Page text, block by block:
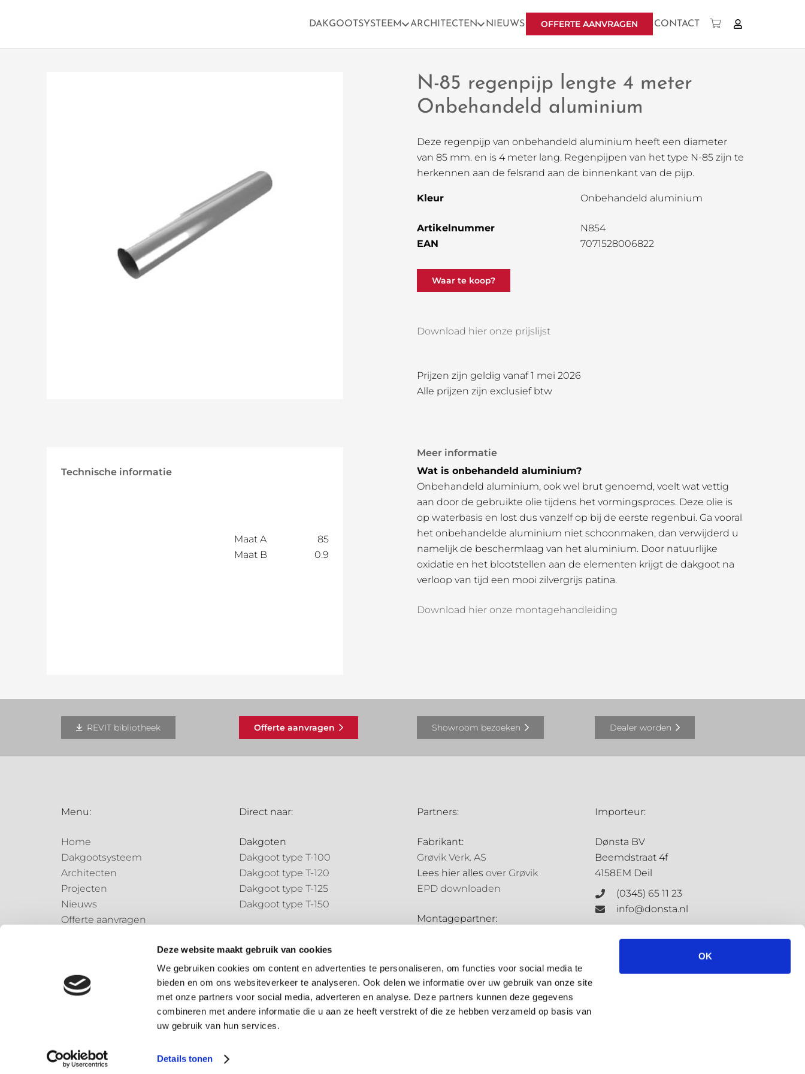
Deze website maakt gebruik van cookies
We gebruiken cookies om content en advertenties te personaliseren, om functies voor social media te
bieden en om ons websiteverkeer te analyseren. Ook delen we informatie over uw gebruik van onze site
met onze partners voor social media, adverteren en analyse. Deze partners kunnen deze gegevens
combineren met andere informatie die u aan ze heeft verstrekt of die ze hebben verzameld op basis van
uw gebruik van hun services.
Details tonen
OK
DAKGOOTSYSTEEM ARCHITECTEN NIEUWS OFFERTE AANVRAGEN CONTACT
N-85 regenpijp lengte 4 meter
Onbehandeld aluminium
Deze regenpijp van onbehandeld aluminium heeft een diameter
van 85 mm. en is 4 meter lang. Regenpijpen van het type N-85 zijn te
herkennen aan de felsrand aan de binnenkant van de pijp.
Kleur Onbehandeld aluminium
Artikelnummer
N854
EAN
7071528006822
Waar te koop?
Download hier onze prijslijst
Prijzen zijn geldig vanaf 1 mei 2026
Alle prijzen zijn exclusief btw
Technische informatie
Maat A
85
Maat B
0.9
Meer informatie
Wat is onbehandeld aluminium?
Onbehandeld aluminium, ook wel brut genoemd, voelt wat vettig
aan door de gebruikte olie tijdens het vormingsproces. Deze olie is
op waterbasis en lost dus vanzelf op bij de eerste regenbui. Ga vooral
het onbehandelde aluminium niet schoonmaken, dan verwijderd u
namelijk de beschermlaag van het aluminium. Door natuurlijke
oxidatie en het blootstellen aan de elementen krijgt de dakgoot na
verloop van tijd een mooi zilvergrijs patina.
Download hier onze montagehandleiding
REVIT bibliotheek Offerte aanvragen Showroom bezoeken Dealer worden
Menu:
Home
Dakgootsysteem
Architecten
Projecten
Nieuws
Offerte aanvragen
Direct naar:
Dakgoten
Dakgoot type T-100
Dakgoot type T-120
Dakgoot type T-125
Dakgoot type T-150
Regenpijp type N-70
Regenpijp type N-85
Speciale onderdelen
Speciale onderdelen
Partners:
Fabrikant:
Grøvik Verk. AS
Lees hier alles over Grøvik
EPD downloaden
Montagepartner:
Distributiepartners:
Bouwmarkt NL
Hubo
Importeur:
Dønsta BV
Beemdstraat 4f
4158EM Deil
(0345) 65 11 23
info@donsta.nl
Contactformulier
© 2026 – Dønsta BV